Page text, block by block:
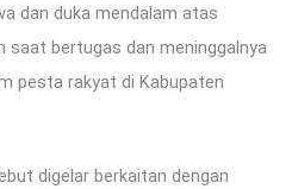
dan duka mendalam atas
saat bertugas dan meninggalnya
pesta rakyat di Kabupaten
digelar berkaitan dengan